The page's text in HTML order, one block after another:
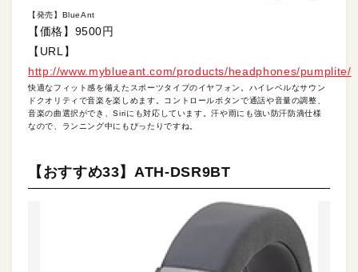
【発売】BlueAnt
【価格】9500円
【URL】
http://www.myblueant.com/products/headphones/pumplite/
快適なフィット感を備えたスポーツタイプのイヤフォン。ハイレベルなサウン
ドクオリティで音楽を楽しめます。コントロールボタンで通話や音量の調整、
音楽の曲選択ができ、Siriにも対応しています。汗や雨にも強い防汗防滴仕様
なので、ランニング中にもぴったりですね。
【おすすめ33】ATH-DSR9BT